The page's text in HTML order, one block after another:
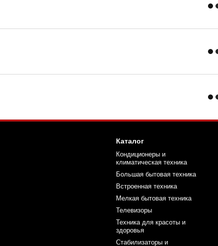
Каталог
Кондиционеры и
климатическая техника
Большая бытовая техника
Встроенная техника
Мелкая бытовая техника
Телевизоры
Техника для красоты и
здоровья
Стабилизаторы и